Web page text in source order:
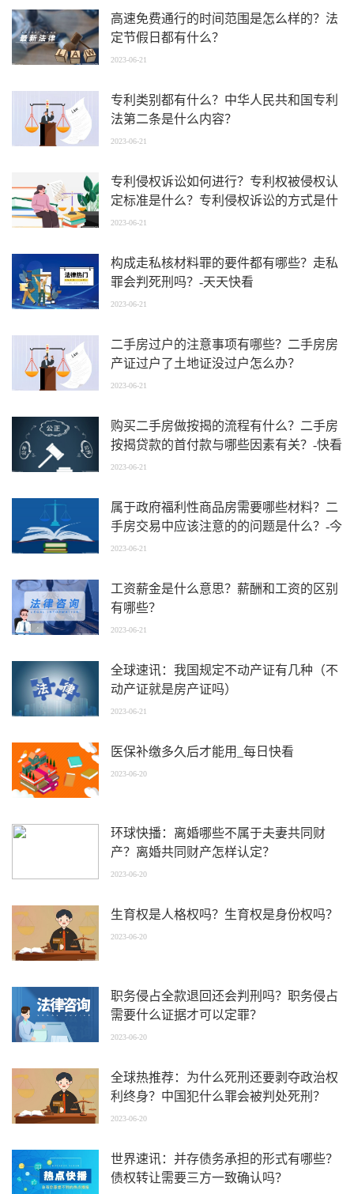
高速免费通行的时间范围是怎么样的？法
定节假日都有什么？
2023-06-21
专利类别都有什么？中华人民共和国专利
法第二条是什么内容？
2023-06-21
专利侵权诉讼如何进行？专利权被侵权认
定标准是什么？专利侵权诉讼的方式是什
么？_天天微动态
2023-06-21
构成走私核材料罪的要件都有哪些？走私
罪会判死刑吗？-天天快看
2023-06-21
二手房过户的注意事项有哪些？二手房房
产证过户了土地证没过户怎么办？
2023-06-21
购买二手房做按揭的流程有什么？二手房
按揭贷款的首付款与哪些因素有关？-快看
点
2023-06-21
属于政府福利性商品房需要哪些材料？二
手房交易中应该注意的的问题是什么？-今
日热闻
2023-06-21
工资薪金是什么意思？薪酬和工资的区别
有哪些？
2023-06-21
全球速讯：我国规定不动产证有几种（不
动产证就是房产证吗）
2023-06-21
医保补缴多久后才能用_每日快看
2023-06-20
环球快播：离婚哪些不属于夫妻共同财
产？离婚共同财产怎样认定？
2023-06-20
生育权是人格权吗？生育权是身份权吗？
2023-06-20
职务侵占全款退回还会判刑吗？职务侵占
需要什么证据才可以定罪？
2023-06-20
全球热推荐：为什么死刑还要剥夺政治权
利终身？中国犯什么罪会被判处死刑？
2023-06-20
世界速讯：并存债务承担的形式有哪些？
债权转让需要三方一致确认吗？